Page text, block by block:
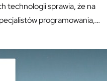
technologii sprawia, że na
programowania,